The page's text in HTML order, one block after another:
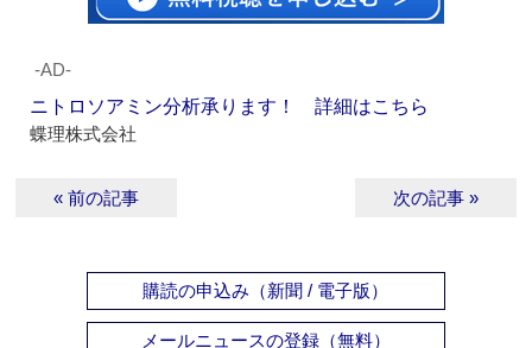
‐AD‐
ニトロソアミン分析承ります！ 詳細はこちら
蝶理株式会社
« 前の記事 次の記事 »
購読の申込み（新聞 / 電子版）
メールニュースの登録（無料）